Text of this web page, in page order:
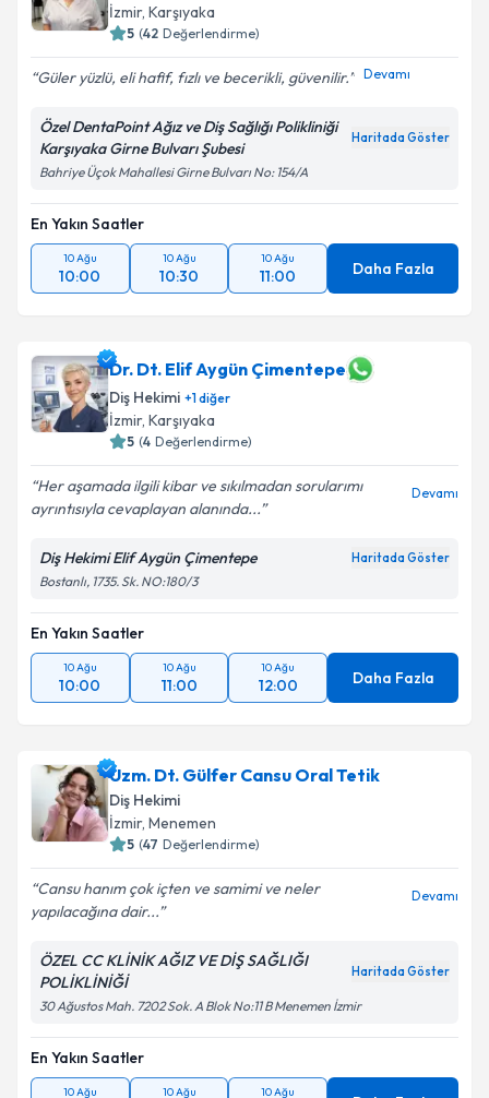
İzmir, Karşıyaka
5 (42 Değerlendirme)
Güler yüzlü, eli hafif, fızlı ve becerikli, güvenilir. Devamı
Özel DentaPoint Ağız ve Diş Sağlığı Polikliniği
Karşıyaka Girne Bulvarı Şubesi
Haritada Göster
Bahriye Üçok Mahallesi Girne Bulvarı No: 154/A
En Yakın Saatler
10 Ağu
10:00
10 Ağu
10:30
10 Ağu
11:00 Daha Fazla
Dr. Dt. Elif Aygün Çimentepe
Diş Hekimi +1diğer
İzmir, Karşıyaka
5 (4 Değerlendirme)
Her aşamada ilgili kibar ve sıkılmadan sorularımı
ayrıntısıyla cevaplayan alanında...
Devamı
Diş Hekimi Elif Aygün Çimentepe Haritada Göster
Bostanlı, 1735. Sk. NO:180/3
En Yakın Saatler
10 Ağu
10:00
10 Ağu
11:00
10 Ağu
12:00 Daha Fazla
Uzm. Dt. Gülfer Cansu Oral Tetik
Diş Hekimi
İzmir, Menemen
5 (47 Değerlendirme)
Cansu hanım çok içten ve samimi ve neler
yapılacağına dair...
Devamı
ÖZEL CC KLİNİK AĞIZ VE DİŞ SAĞLIĞI
POLİKLİNİĞİ
Haritada Göster
30 Ağustos Mah. 7202 Sok. A Blok No:11 B Menemen İzmir
En Yakın Saatler
10 Ağu 10 Ağu 10 Ağu